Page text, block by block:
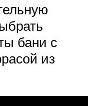
бани с
из